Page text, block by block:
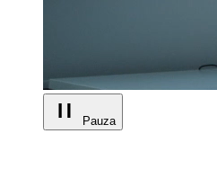
Pauza